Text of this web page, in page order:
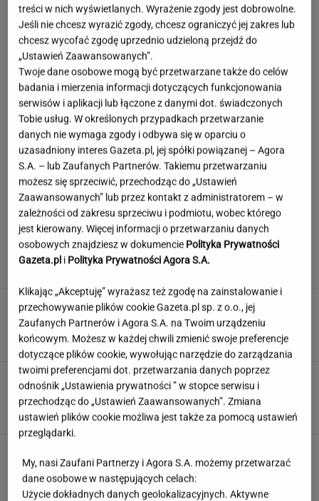
Moby poruszony widokiem w Warszawie. Pod
nagraniem tysiące reakcji
Anastazja Kuś mistrzynią świata! Historyczny
występ, brawo!
Quiz. Te filmy zna każdy, ale czy wystarczy
jeden kadr, by podać tytuł?
osobom z astygmatyzmem. Zwłaszcza latem
MATERIAŁ PROMOCYJNY
treści w nich wyświetlanych. Wyrażenie zgody jest dobrowolne.
Jeśli nie chcesz wyrazić zgody, chcesz ograniczyć jej zakres lub
chcesz wycofać zgodę uprzednio udzieloną przejdź do
„Ustawień Zaawansowanych”.
Twoje dane osobowe mogą być przetwarzane także do celów
badania i mierzenia informacji dotyczących funkcjonowania
serwisów i aplikacji lub łączone z danymi dot. świadczonych
Tobie usług. W określonych przypadkach przetwarzanie
danych nie wymaga zgody i odbywa się w oparciu o
uzasadniony interes Gazeta.pl, jej spółki powiązanej – Agora
S.A. – lub Zaufanych Partnerów. Takiemu przetwarzaniu
możesz się sprzeciwić, przechodząc do „Ustawień
Zaawansowanych” lub przez kontakt z administratorem – w
zależności od zakresu sprzeciwu i podmiotu, wobec którego
jest kierowany. Więcej informacji o przetwarzaniu danych
osobowych znajdziesz w dokumencie Polityka Prywatności
Gazeta.pl i Polityka Prywatności Agora S.A.
Klikając „Akceptuję” wyrażasz też zgodę na zainstalowanie i
przechowywanie plików cookie Gazeta.pl sp. z o.o., jej
Zaufanych Partnerów i Agora S.A. na Twoim urządzeniu
końcowym. Możesz w każdej chwili zmienić swoje preferencje
dotyczące plików cookie, wywołując narzędzie do zarządzania
twoimi preferencjami dot. przetwarzania danych poprzez
odnośnik „Ustawienia prywatności ” w stopce serwisu i
przechodząc do „Ustawień Zaawansowanych”. Zmiana
ustawień plików cookie możliwa jest także za pomocą ustawień
przeglądarki.
My, nasi Zaufani Partnerzy i Agora S.A. możemy przetwarzać
dane osobowe w następujących celach:
Użycie dokładnych danych geolokalizacyjnych. Aktywne